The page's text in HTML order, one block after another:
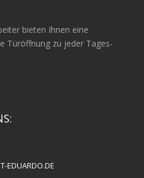
bieten Ihnen eine
Türöffnung zu jeder Tages-
EDUARDO.DE